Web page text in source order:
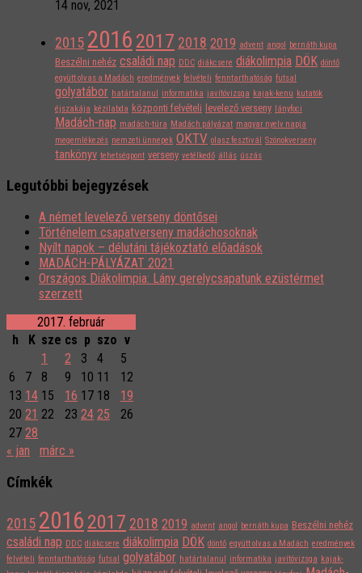
14 nov, 2021
2015 2016 2017 2018 2019 advent angol bernáth kupa
Beszélni nehéz családi nap DDC diákcsere diákolimpia DÖK döntő
együtt olvas a Madách eredmények felvételi fenntarthatóság futsal
golyatábor határtalanul informatika javítóvizsga kajak-kenu kutatók
éjszakája kézilabda központi felvételi levelező verseny lányfoci
Madách-nap madách-túra Madách pályázat magyar nyelv napja
megemlékezés nemzeti ünnepek OKTV olasz fesztivál Szónokverseny
tankönyv tehetségpont verseny vetélkedő állás úszás
Legutóbbi bejegyzések
A német levelező verseny döntősei
Történelem csapatverseny madáchosoknak
Nyílt napok – délutáni tájékoztató előadások
MADÁCH-PÁLYÁZAT 2021
Országos Diákolimpia: Lány gerelycsapatunk ezüstérmet
szerzett
2017. február
h
K sze cs p szo v
1
2 3 4
5
6
7 8 9 10 11
12
13 14 15 16 17 18
19
20 21 22 23 24 25
26
27 28
« jan
márc »
Címkék
2015 2016 2017 2018 2019 advent angol bernáth kupa Beszélni nehéz
családi nap DDC diákcsere diákolimpia DÖK döntő együtt olvas a Madách eredmények
felvételi fenntarthatóság futsal golyatábor határtalanul informatika javítóvizsga kajak-